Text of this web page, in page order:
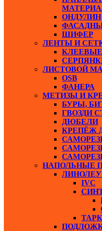
ОНДУЛИН
ШИФЕР
ЛЕНТЫ И
ЛИСТОВОЙ
ОSB
ФАНЕРА
МЕТИЗЫ И
БУРЫ,
ГВОЗДИ
ДЮБЕЛИ
КРЕПЁЖ
НАПОЛЬНЫЕ
IVC